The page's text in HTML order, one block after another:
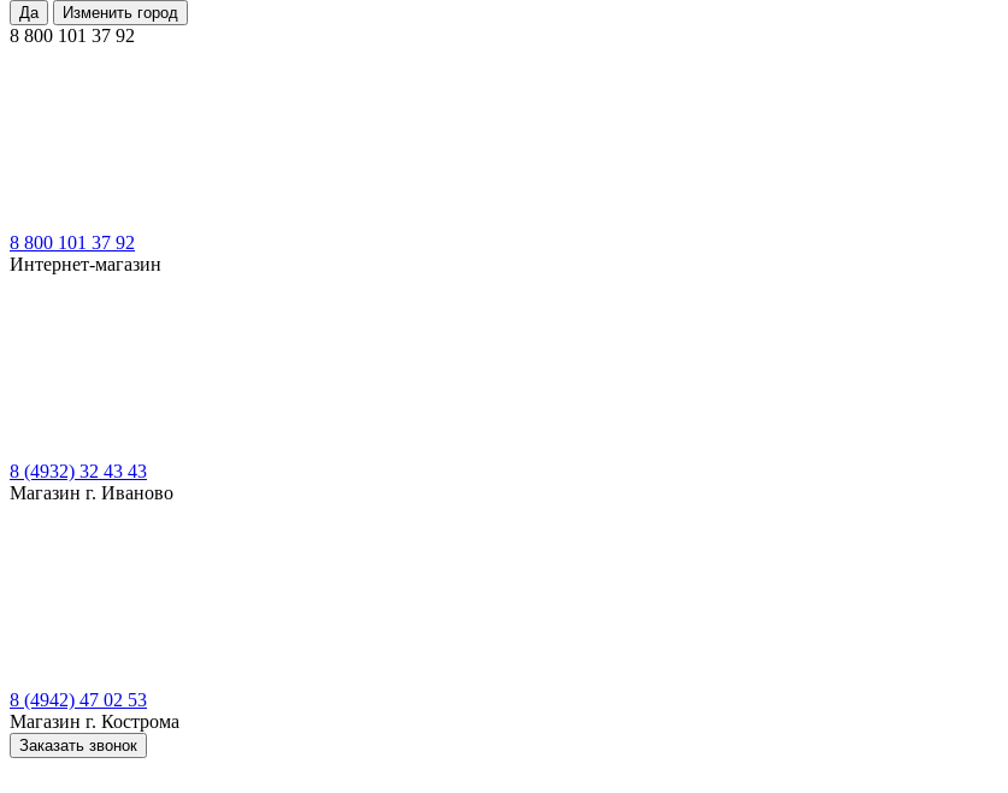
Да Изменить город
8 800 101 37 92
8 800 101 37 92
Интернет-магазин
8 (4932) 32 43 43
Магазин г. Иваново
8 (4942) 47 02 53
Магазин г. Кострома
Заказать звонок